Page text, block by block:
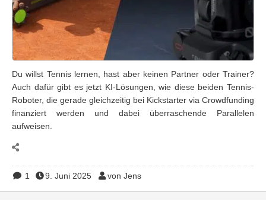
Du willst Tennis lernen, hast aber keinen Partner oder Trainer?
Auch dafür gibt es jetzt KI-Lösungen, wie diese beiden Tennis-
Roboter, die gerade gleichzeitig bei Kickstarter via Crowdfunding
finanziert werden und dabei überraschende Parallelen
aufweisen.
1 9. Juni 2025 von Jens